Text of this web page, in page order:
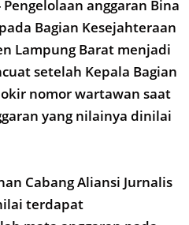
Pengelolaan anggaran Bina
Bagian Kesejahteraan
Lampung Barat menjadi
setelah Kepala Bagian
nomor wartawan saat
yang nilainya dinilai
Cabang Aliansi Jurnalis
terdapat